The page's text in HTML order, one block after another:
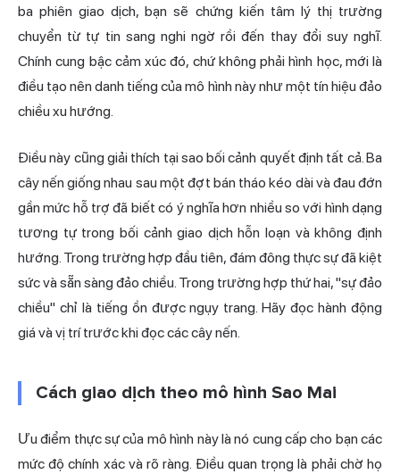
ba phiên giao dịch, bạn sẽ chứng kiến tâm lý thị trường
chuyển từ tự tin sang nghi ngờ rồi đến thay đổi suy nghĩ.
Chính cung bậc cảm xúc đó, chứ không phải hình học, mới là
điều tạo nên danh tiếng của mô hình này như một tín hiệu đảo
chiều xu hướng.
Điều này cũng giải thích tại sao bối cảnh quyết định tất cả. Ba
cây nến giống nhau sau một đợt bán tháo kéo dài và đau đớn
gần mức hỗ trợ đã biết có ý nghĩa hơn nhiều so với hình dạng
tương tự trong bối cảnh giao dịch hỗn loạn và không định
hướng. Trong trường hợp đầu tiên, đám đông thực sự đã kiệt
sức và sẵn sàng đảo chiều. Trong trường hợp thứ hai, "sự đảo
chiều" chỉ là tiếng ồn được ngụy trang. Hãy đọc hành động
giá và vị trí trước khi đọc các cây nến.
Cách giao dịch theo mô hình Sao Mai
Ưu điểm thực sự của mô hình này là nó cung cấp cho bạn các
mức độ chính xác và rõ ràng. Điều quan trọng là phải chờ họ